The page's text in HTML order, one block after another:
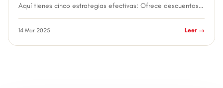
Aquí tienes cinco estrategias efectivas: Ofrece descuentos
por volumen: Promo...
14 Mar 2025 Leer →